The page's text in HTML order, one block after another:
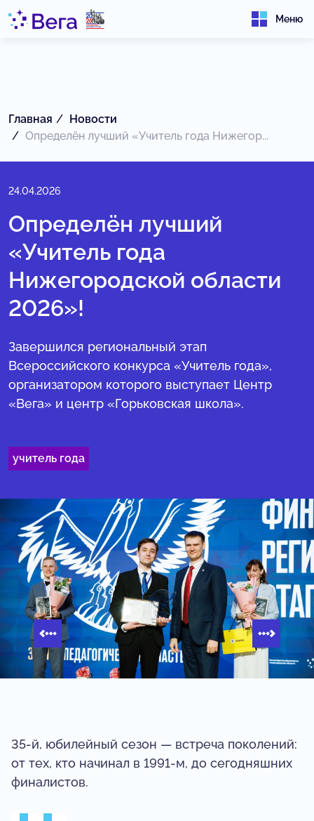
Меню
Главная
Новости
Определён лучший «Учитель года Нижегор...
24.04.2026
Определён лучший
«Учитель года
Нижегородской области
2026»!
Завершился региональный этап
Всероссийского конкурса «Учитель года»,
организатором которого выступает Центр
«Вега» и центр «Горьковская школа».
учитель года
35-й, юбилейный сезон — встреча поколений:
от тех, кто начинал в 1991‑м, до сегодняшних
финалистов.